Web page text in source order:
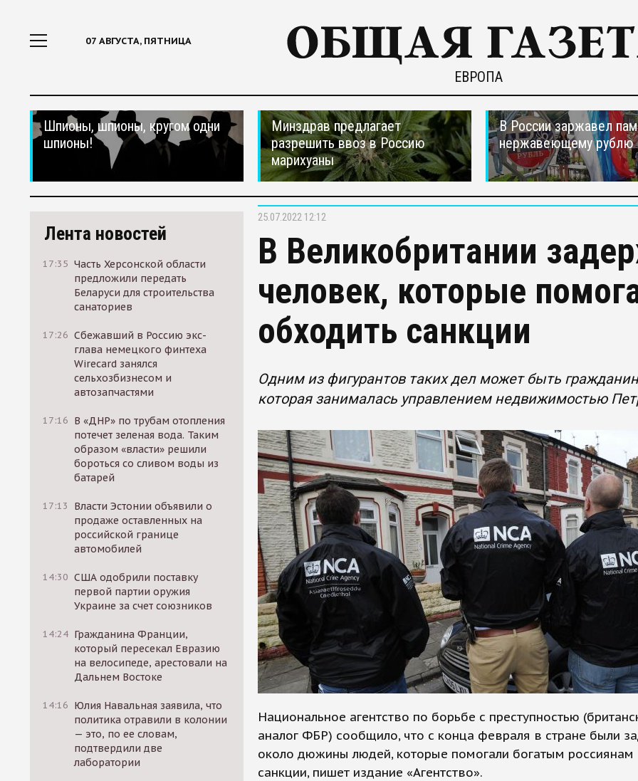
07 АВГУСТА, ПЯТНИЦА
ЕВРОПА
Шпионы, шпионы, кругом одни
шпионы!
Минздрав предлагает
разрешить ввоз в Россию
марихуаны
В России заржавел
нержавеющему рублю
Лента новостей
17:35 Часть Херсонской области
предложили передать
Беларуси для строительства
санаториев
17:26 Сбежавший в Россию экс-
глава немецкого финтеха
Wirecard занялся
сельхозбизнесом и
автозапчастями
17:16 В «ДНР» по трубам отопления
потечет зеленая вода. Таким
образом «власти» решили
бороться со сливом воды из
батарей
17:13
Власти Эстонии объявили о
продаже оставленных на
российской границе
автомобилей
14:30 США одобрили поставку
первой партии оружия
Украине за счет союзников
14:24 Гражданина Франции,
который пересекал Евразию
на велосипеде, арестовали на
Дальнем Востоке
14:16 Юлия Навальная заявила, что
политика отравили в колонии
— это, по ее словам,
подтвердили две
лаборатории
25.07.2022 12:12
В Великобритании
человек, которые
обходить санкции
Одним из фигурантов таких дел может быть
которая занималась управлением недвижимостью
Национальное агентство по борьбе с преступностью
аналог ФБР) сообщило, что с конца февраля в стране были
около дюжины людей, которые помогали богатым россиянам
санкции, пишет издание «Агентство».